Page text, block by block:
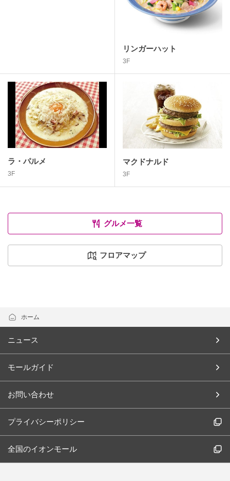
リンガーハット
3F
ラ・パルメ
3F
マクドナルド
3F
グルメ一覧
フロアマップ
ホーム
ニュース
モールガイド
お問い合わせ
プライバシーポリシー
全国のイオンモール